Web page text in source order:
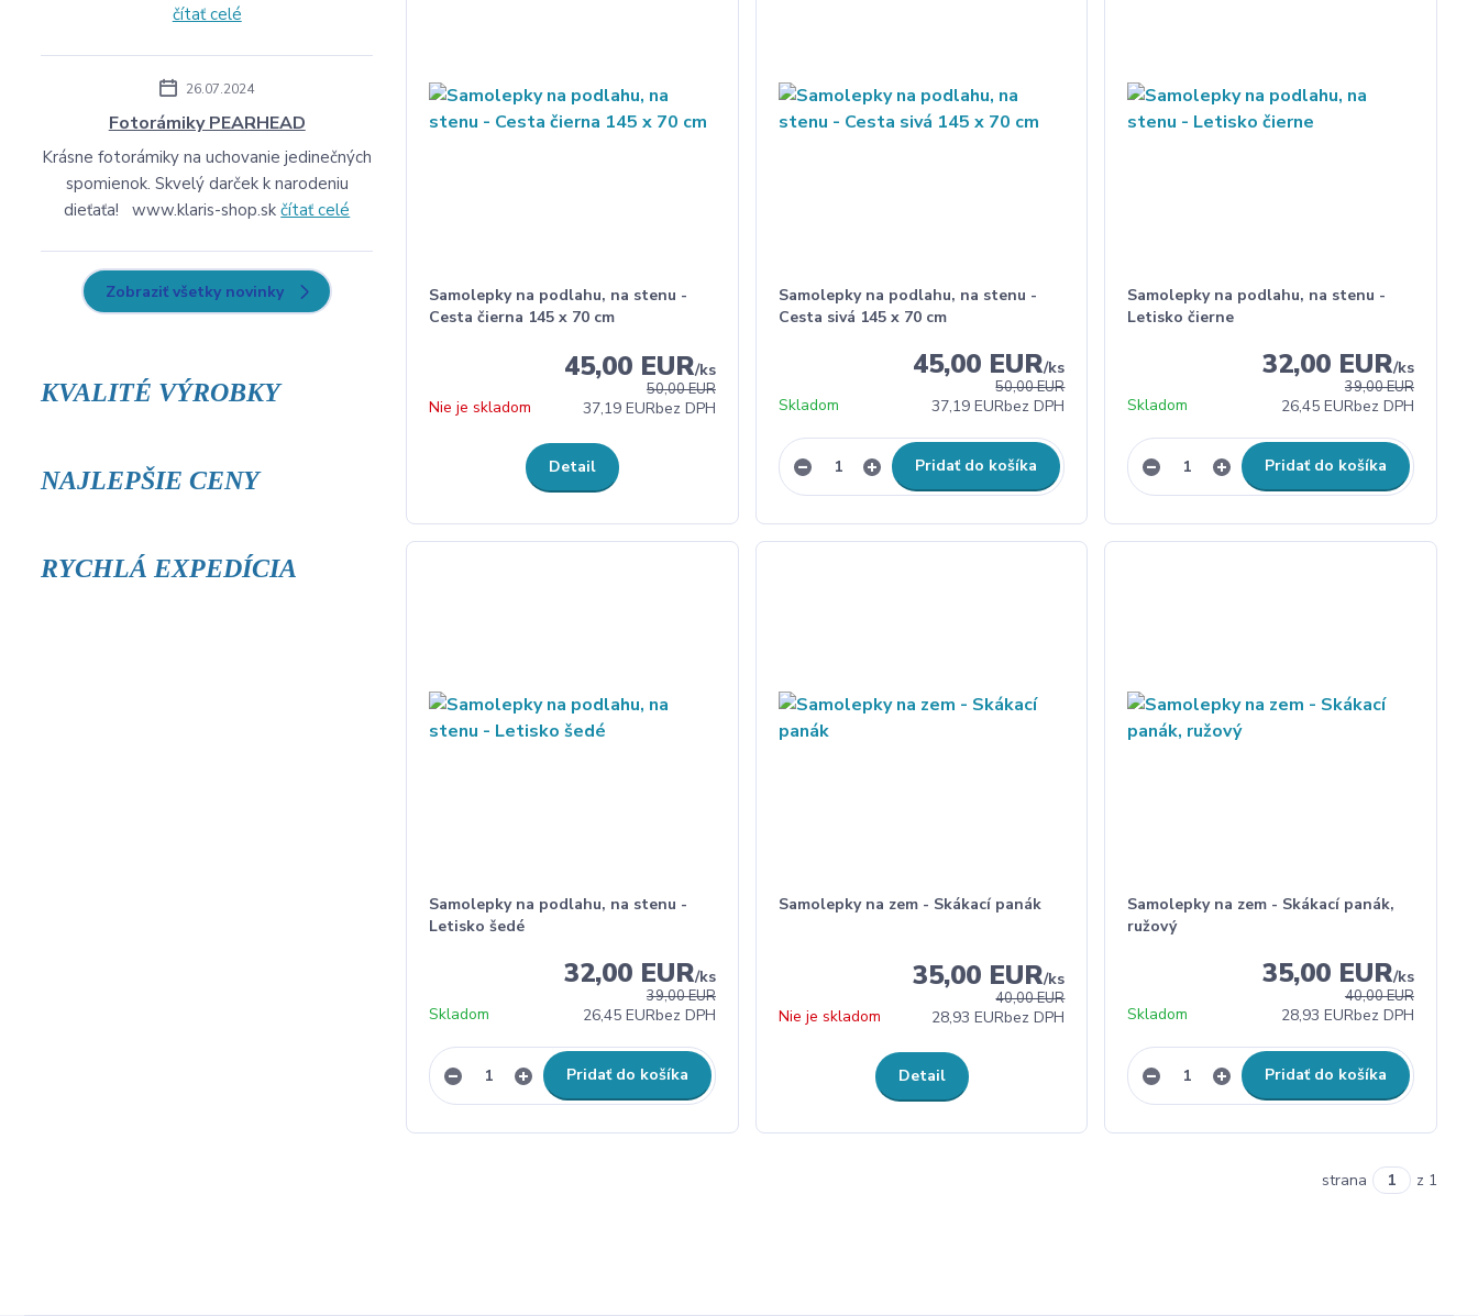
Samolepky na podlahu, na stenu -
Cesta čierna 145 x 70 cm
50,00 EUR
45,00 EUR/ks
37,19 EURbez DPH
Nie je skladom
Detail
Samolepky na podlahu, na stenu -
Cesta sivá 145 x 70 cm
50,00 EUR
45,00 EUR/ks
37,19 EURbez DPH
Skladom
Pridať do košíka
Samolepky na podlahu, na stenu -
Letisko čierne
39,00 EUR
32,00 EUR/ks
26,45 EURbez DPH
Skladom
Pridať do košíka
Samolepky na podlahu, na stenu -
Letisko šedé
39,00 EUR
32,00 EUR/ks
26,45 EURbez DPH
Skladom
Pridať do košíka
Samolepky na zem - Skákací panák
40,00 EUR
35,00 EUR/ks
28,93 EURbez DPH
Nie je skladom
Detail
Samolepky na zem - Skákací panák,
ružový
40,00 EUR
35,00 EUR/ks
28,93 EURbez DPH
Skladom
Pridať do košíka
strana z 1
čítať celé
26.07.2024
Fotorámiky PEARHEAD
Krásne fotorámiky na uchovanie jedinečných
spomienok. Skvelý darček k narodeniu
dieťaťa! www.klaris-shop.skčítať celé
Zobraziť všetky novinky
KVALITÉ VÝROBKY
NAJLEPŠIE CENY
RYCHLÁ EXPEDÍCIA